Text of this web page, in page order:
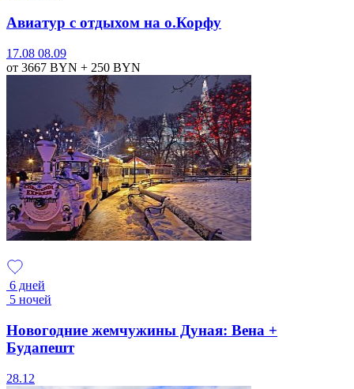
Авиатур с отдыхом на о.Корфу
17.08 08.09
от 3667 BYN + 250 BYN
6 дней
5 ночей
Новогодние жемчужины Дуная: Вена +
Будапешт
28.12